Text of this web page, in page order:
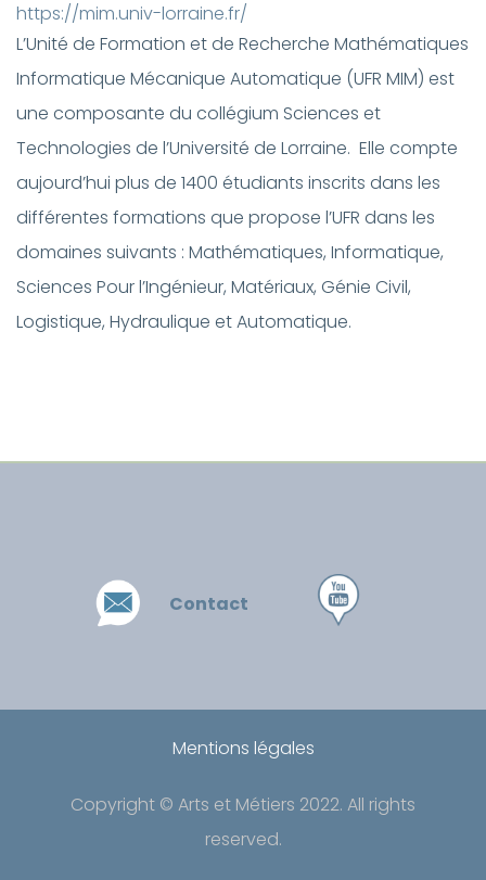
https://mim.univ-lorraine.fr/
L’Unité de Formation et de Recherche Mathématiques
Informatique Mécanique Automatique (UFR MIM) est
une composante du collégium Sciences et
Technologies de l’Université de Lorraine. Elle compte
aujourd’hui plus de 1400 étudiants inscrits dans les
différentes formations que propose l’UFR dans les
domaines suivants : Mathématiques, Informatique,
Sciences Pour l’Ingénieur, Matériaux, Génie Civil,
Logistique, Hydraulique et Automatique.
Contact
Mentions légales
Copyright © Arts et Métiers 2022. All rights
reserved.